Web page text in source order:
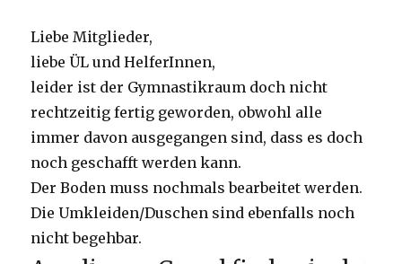
Liebe Mitglieder,
liebe ÜL und HelferInnen,
leider ist der Gymnastikraum doch nicht
rechtzeitig fertig geworden, obwohl alle
immer davon ausgegangen sind, dass es doch
noch geschafft werden kann.
Der Boden muss nochmals bearbeitet werden.
Die Umkleiden/Duschen sind ebenfalls noch
nicht begehbar.